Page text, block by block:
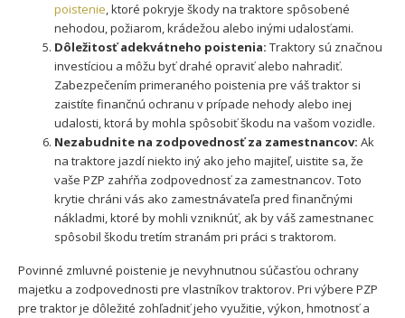
poistenie, ktoré pokryje škody na traktore spôsobené
nehodou, požiarom, krádežou alebo inými udalosťami.
Dôležitosť adekvátneho poistenia: Traktory sú značnou
investíciou a môžu byť drahé opraviť alebo nahradiť.
Zabezpečením primeraného poistenia pre váš traktor si
zaistíte finančnú ochranu v prípade nehody alebo inej
udalosti, ktorá by mohla spôsobiť škodu na vašom vozidle.
Nezabudnite na zodpovednosť za zamestnancov: Ak
na traktore jazdí niekto iný ako jeho majiteľ, uistite sa, že
vaše PZP zahŕňa zodpovednosť za zamestnancov. Toto
krytie chráni vás ako zamestnávateľa pred finančnými
nákladmi, ktoré by mohli vzniknúť, ak by váš zamestnanec
spôsobil škodu tretím stranám pri práci s traktorom.
Povinné zmluvné poistenie je nevyhnutnou súčasťou ochrany
majetku a zodpovednosti pre vlastníkov traktorov. Pri výbere PZP
pre traktor je dôležité zohľadniť jeho využitie, výkon, hmotnosť a